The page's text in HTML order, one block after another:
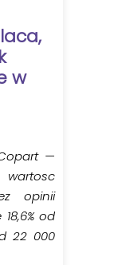
w
—
opinii
od
22 000